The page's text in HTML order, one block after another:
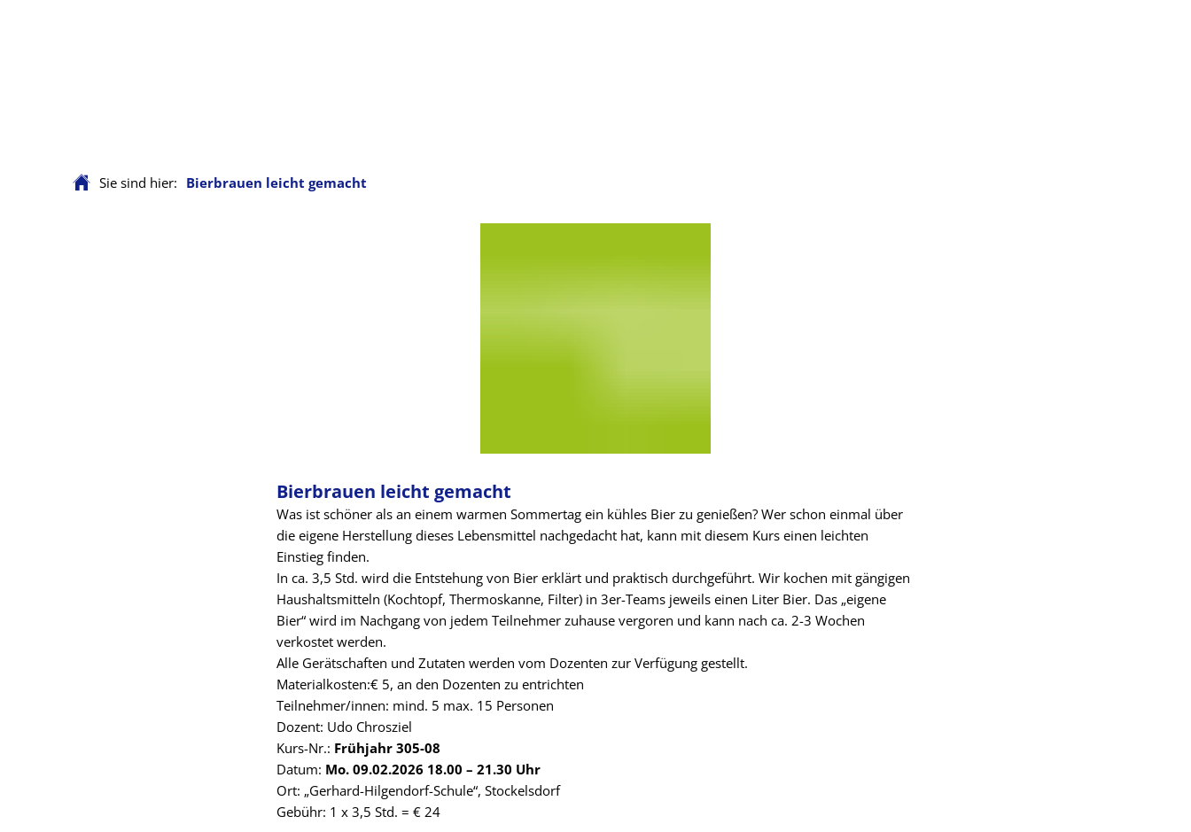
Sie sind hier: Bierbrauen leicht gemacht
Bierbrauen leicht gemacht
Was ist schöner als an einem warmen Sommertag ein kühles Bier zu genießen? Wer schon einmal über
die eigene Herstellung dieses Lebensmittel nachgedacht hat, kann mit diesem Kurs einen leichten
Einstieg finden.
In ca. 3,5 Std. wird die Entstehung von Bier erklärt und praktisch durchgeführt. Wir kochen mit gängigen
Haushaltsmitteln (Kochtopf, Thermoskanne, Filter) in 3er-Teams jeweils einen Liter Bier. Das „eigene
Bier“ wird im Nachgang von jedem Teilnehmer zuhause vergoren und kann nach ca. 2-3 Wochen
verkostet werden.
Alle Gerätschaften und Zutaten werden vom Dozenten zur Verfügung gestellt.
Materialkosten:€ 5, an den Dozenten zu entrichten
Teilnehmer/innen: mind. 5 max. 15 Personen
Dozent: Udo Chrosziel
Kurs-Nr.: Frühjahr 305-08
Datum: Mo. 09.02.2026 18.00 – 21.30 Uhr
Ort: „Gerhard-Hilgendorf-Schule“, Stockelsdorf
Gebühr: 1 x 3,5 Std. = € 24